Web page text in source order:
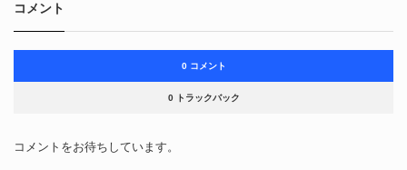
コメント
0 コメント
0 トラックバック
コメントをお待ちしています。